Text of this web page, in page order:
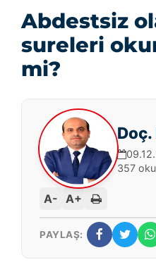
Abdestsiz
sureleri
mi?
Doç.
357
A- A+
PAYLAŞ: